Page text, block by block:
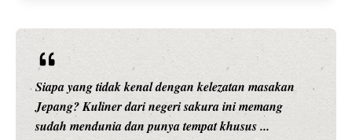
Siapa yang tidak kenal dengan kelezatan masakan
Jepang? Kuliner dari negeri sakura ini memang
sudah mendunia dan punya tempat khusus ...